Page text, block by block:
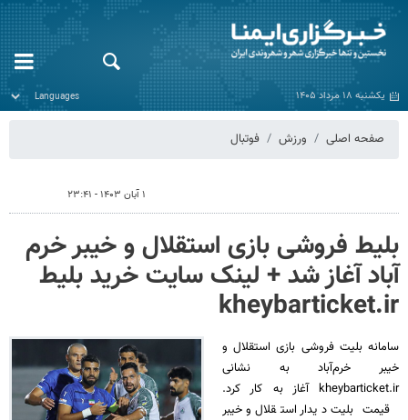
یکشنبه ۱۸ مرداد ۱۴۰۵
صفحه اصلی ورزش فوتبال
۱ آبان ۱۴۰۳ - ۲۳:۴۱
بلیط فروشی بازی استقلال و خیبر خرم
آباد آغاز شد + لینک سایت خرید بلیط
kheybarticket.ir
سامانه بلیت فروشی بازی استقلال و
خیبر خرم‌آباد به نشانی
kheybarticket.ir آغاز به کار کرد.
قیمت بلیت دیدار استقلال و خیبر